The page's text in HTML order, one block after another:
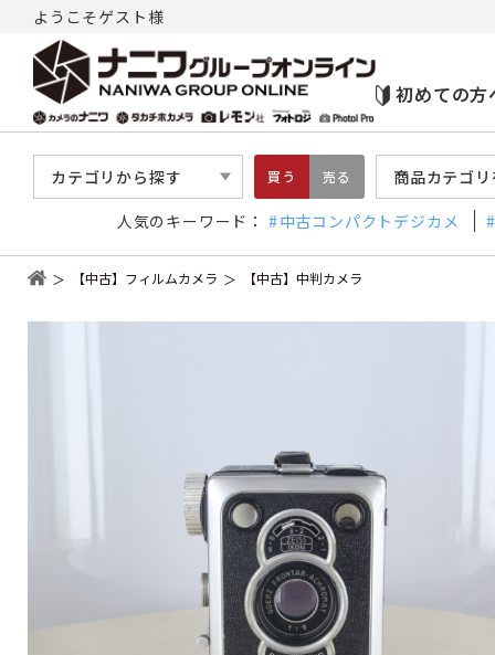
ようこそゲスト様
初めての方
カテゴリから探す 買う 売る 商品カテゴ
人気のキーワード： 中古コンパクトデジカメ
【中古】フィルムカメラ 【中古】中判カメラ